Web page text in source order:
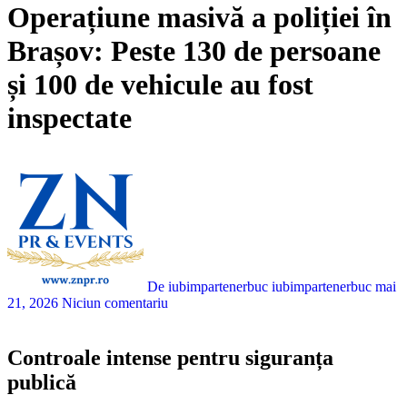
Operațiune masivă a poliției în
Brașov: Peste 130 de persoane
și 100 de vehicule au fost
inspectate
De iubimpartenerbuc iubimpartenerbuc mai
21, 2026 Niciun comentariu
Controale intense pentru siguranța
publică